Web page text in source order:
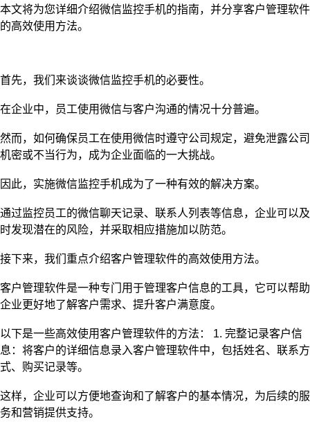
本文将为您详细介绍微信监控手机的指南，并分享客户管理软件
的高效使用方法。
首先，我们来谈谈微信监控手机的必要性。
在企业中，员工使用微信与客户沟通的情况十分普遍。
然而，如何确保员工在使用微信时遵守公司规定，避免泄露公司
机密或不当行为，成为企业面临的一大挑战。
因此，实施微信监控手机成为了一种有效的解决方案。
通过监控员工的微信聊天记录、联系人列表等信息，企业可以及
时发现潜在的风险，并采取相应措施加以防范。
接下来，我们重点介绍客户管理软件的高效使用方法。
客户管理软件是一种专门用于管理客户信息的工具，它可以帮助
企业更好地了解客户需求、提升客户满意度。
以下是一些高效使用客户管理软件的方法： 1. 完整记录客户信
息：将客户的详细信息录入客户管理软件中，包括姓名、联系方
式、购买记录等。
这样，企业可以方便地查询和了解客户的基本情况，为后续的服
务和营销提供支持。